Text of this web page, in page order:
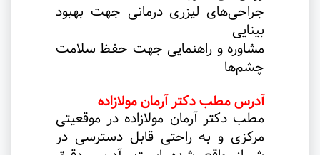
جراحی‌های لیزری درمانی جهت بهبود
بینایی
مشاوره و راهنمایی جهت حفظ سلامت
چشم‌ها
آدرس مطب دکتر آرمان مولازاده
مطب دکتر آرمان مولازاده در موقعیتی
مرکزی و به راحتی قابل دسترسی در